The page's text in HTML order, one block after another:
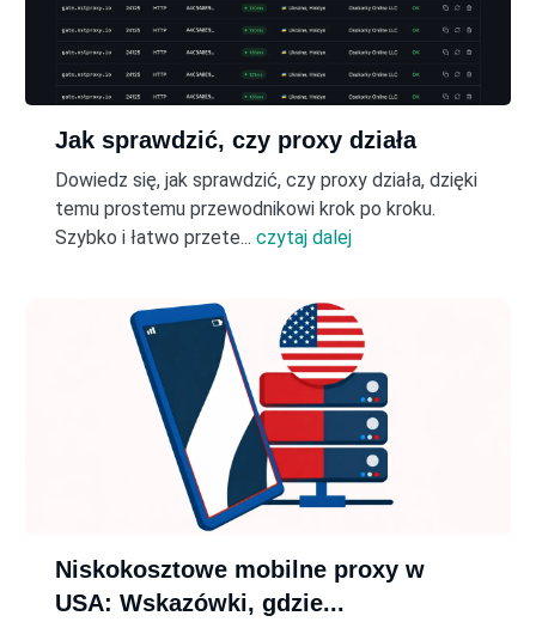
Jak sprawdzić, czy proxy działa
Dowiedz się, jak sprawdzić, czy proxy działa, dzięki
temu prostemu przewodnikowi krok po kroku.
Szybko i łatwo przete... czytaj dalej
Niskokosztowe mobilne proxy w
USA: Wskazówki, gdzie...